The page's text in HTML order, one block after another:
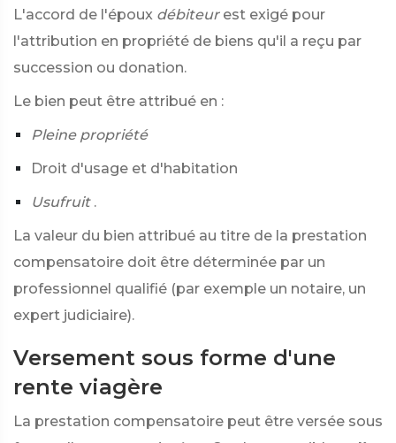
L'accord de l'époux débiteur est exigé pour
l'attribution en propriété de biens qu'il a reçu par
succession ou donation.
Le bien peut être attribué en :
Pleine propriété
Droit d'usage et d'habitation
Usufruit .
La valeur du bien attribué au titre de la prestation
compensatoire doit être déterminée par un
professionnel qualifié (par exemple un notaire, un
expert judiciaire).
Versement sous forme d'une
rente viagère
La prestation compensatoire peut être versée sous